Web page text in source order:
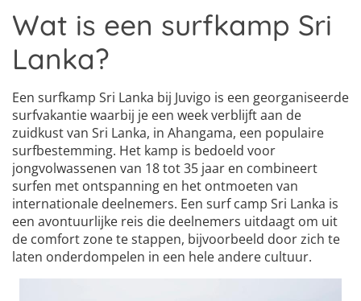
Wat is een surfkamp Sri
Lanka?
Een surfkamp Sri Lanka bij Juvigo is een georganiseerde
surfvakantie waarbij je een week verblijft aan de
zuidkust van Sri Lanka, in Ahangama, een populaire
surfbestemming. Het kamp is bedoeld voor
jongvolwassenen van 18 tot 35 jaar en combineert
surfen met ontspanning en het ontmoeten van
internationale deelnemers. Een surf camp Sri Lanka is
een avontuurlijke reis die deelnemers uitdaagt om uit
de comfort zone te stappen, bijvoorbeeld door zich te
laten onderdompelen in een hele andere cultuur.